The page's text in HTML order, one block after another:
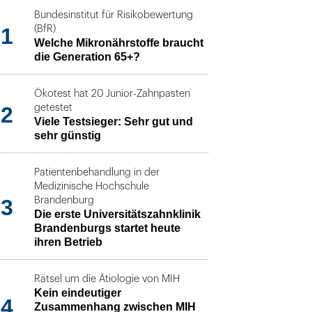
1
Bundesinstitut für Risikobewertung
(BfR)
Welche Mikronährstoffe braucht
die Generation 65+?
2
Ökotest hat 20 Junior-Zahnpasten
getestet
Viele Testsieger: Sehr gut und
sehr günstig
3
Patientenbehandlung in der
Medizinische Hochschule
Brandenburg
Die erste Universitätszahnklinik
Brandenburgs startet heute
ihren Betrieb
4
Rätsel um die Ätiologie von MIH
Kein eindeutiger
Zusammenhang zwischen MIH